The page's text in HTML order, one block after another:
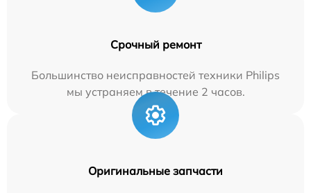
Срочный ремонт
Большинство неисправностей техники Philips
мы устраняем в течение 2 часов.
Оригинальные запчасти